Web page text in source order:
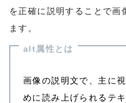
を正確に説明することで画
ます。
alt属性とは
画像の説明文で、主に
めに読み上げられるテキ